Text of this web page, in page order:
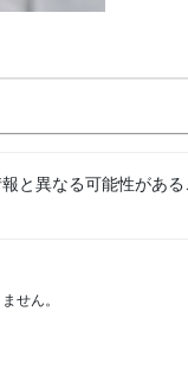
と異なる可能性があ
せん。